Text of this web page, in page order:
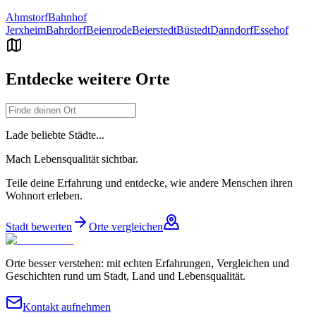
AhmstorfBahnhof
JerxheimBahrdorfBeienrodeBeierstedtBüstedtDanndorfEssehof
Entdecke weitere Orte
Lade beliebte Städte...
Mach Lebensqualität sichtbar.
Teile deine Erfahrung und entdecke, wie andere Menschen ihren
Wohnort erleben.
Stadt bewerten Orte vergleichen
Orte besser verstehen: mit echten Erfahrungen, Vergleichen und
Geschichten rund um Stadt, Land und Lebensqualität.
Kontakt aufnehmen